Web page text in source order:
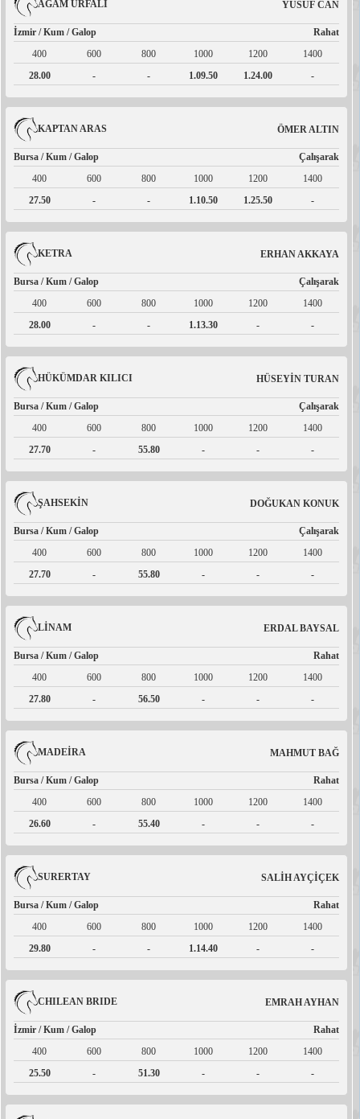
AĞAM URFALI YUSUF CAN
İzmir / Kum / Galop
Rahat
400
600 800 1000 1200
1400
28.00
- - 1.09.50 1.24.00 -
KAPTAN ARAS ÖMER ALTIN
Bursa / Kum / Galop
Çalışarak
400
600 800 1000 1200
1400
27.50
- - 1.10.50 1.25.50 -
KETRA ERHAN AKKAYA
Bursa / Kum / Galop
Çalışarak
400
600 800 1000 1200
1400
28.00
- - 1.13.30 - -
HÜKÜMDAR KILICI HÜSEYİN TURAN
Bursa / Kum / Galop
Çalışarak
400
600 800 1000 1200
1400
27.70
- 55.80 - - -
ŞAHSEKİN DOĞUKAN KONUK
Bursa / Kum / Galop
Çalışarak
400
600 800 1000 1200
1400
27.70
- 55.80 - - -
LİNAM ERDAL BAYSAL
Bursa / Kum / Galop
Rahat
400
600 800 1000 1200
1400
27.80
- 56.50 - - -
MADEİRA MAHMUT BAĞ
Bursa / Kum / Galop
Rahat
400
600 800 1000 1200
1400
26.60
- 55.40 - - -
SURERTAY SALİH AYÇİÇEK
Bursa / Kum / Galop
Rahat
400
600 800 1000 1200
1400
29.80
- - 1.14.40 - -
CHILEAN BRIDE EMRAH AYHAN
İzmir / Kum / Galop
Rahat
400
600 800 1000 1200
1400
25.50
- 51.30 - - -